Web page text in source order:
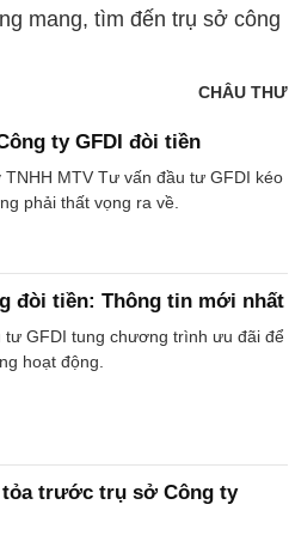
mang, tìm đến trụ sở công
CHÂU THƯ
ty GFDI đòi tiền
MTV Tư vấn đầu tư GFDI kéo
phải thất vọng ra về.
đòi tiền: Thông tin mới nhất
tư GFDI tung chương trình ưu đãi để
hoạt động.
tỏa trước trụ sở Công ty